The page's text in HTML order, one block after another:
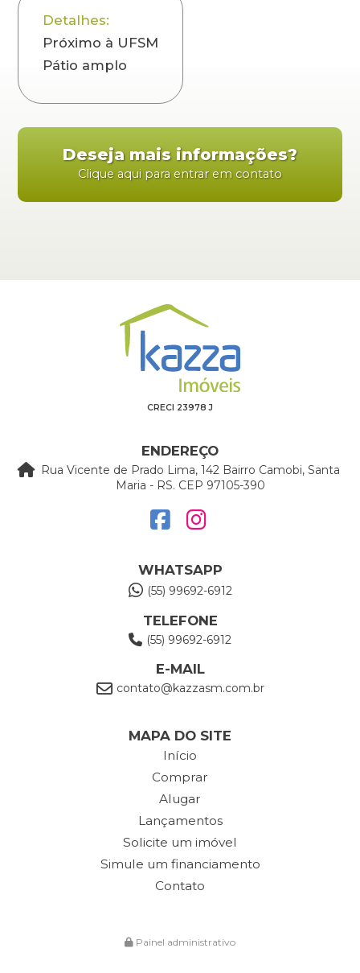
Detalhes:
Próximo à UFSM
Pátio amplo
Deseja mais informações?
Clique aqui para entrar em contato
CRECI 23978 J
ENDEREÇO
Rua Vicente de Prado Lima, 142 Bairro Camobi, Santa
Maria - RS. CEP 97105-390
WHATSAPP
(55) 99692-6912
TELEFONE
(55) 99692-6912
E-MAIL
contato@kazzasm.com.br
MAPA DO SITE
Início
Comprar
Alugar
Lançamentos
Solicite um imóvel
Simule um financiamento
Contato
Painel administrativo